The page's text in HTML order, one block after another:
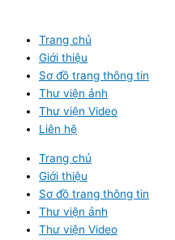
Trang chủ
Giới thiệu
Sơ đồ trang thông tin
Thư viện ảnh
Thư viện Video
Liên hệ
Trang chủ
Giới thiệu
Sơ đồ trang thông tin
Thư viện ảnh
Thư viện Video